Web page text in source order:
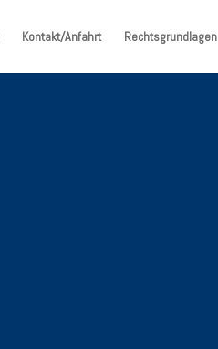
Kontakt/Anfahrt Rechtsgrundlagen